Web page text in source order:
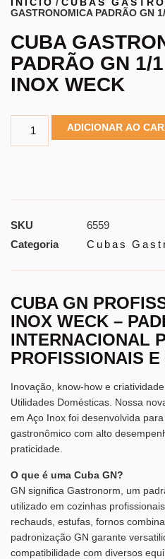
GASTRONOMICA PADRÃO GN
CUBA
PADRÃO GN 1/
INOX WECK
ADICIONAR AO
SKU
6559
Categoria
Cubas
CUBA GN
INOX WECK –
INTERNACIONAL
PROFISSIONAIS
Inovação, know-how e
Utilidades Domésticas. Nossa
em Aço Inox foi desenvolvida
gastronômico com alto
praticidade.
O que é uma Cuba GN?
GN significa Gastronorm, um
utilizado em cozinhas
rechauds, estufas, fornos
padronização GN garante
compatibilidade com diversos